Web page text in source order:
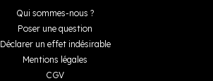
Qui sommes-nous ?
Poser une question
Déclarer un effet indésirable
Mentions légales
CGV